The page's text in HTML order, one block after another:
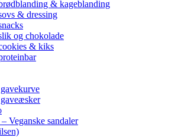
& kageblanding
& dressing
og chokolade
& kiks
Veganske sandaler